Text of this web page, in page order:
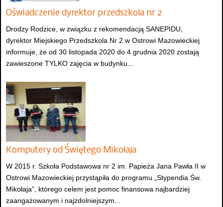
Oświadczenie dyrektor przedszkola nr 2
Drodzy Rodzice, w związku z rekomendacją SANEPIDU,
dyrektor Miejskiego Przedszkola Nr 2 w Ostrowi Mazowieckiej
informuje, że od 30 listopada 2020 do 4 grudnia 2020 zostają
zawieszone TYLKO zajęcia w budynku...
Komputery od Świętego Mikołaja
W 2015 r. Szkoła Podstawowa nr 2 im. Papieża Jana Pawła II w
Ostrowi Mazowieckiej przystąpiła do programu „Stypendia Św.
Mikołaja”, którego celem jest pomoc finansowa najbardziej
zaangażowanym i najzdolniejszym...